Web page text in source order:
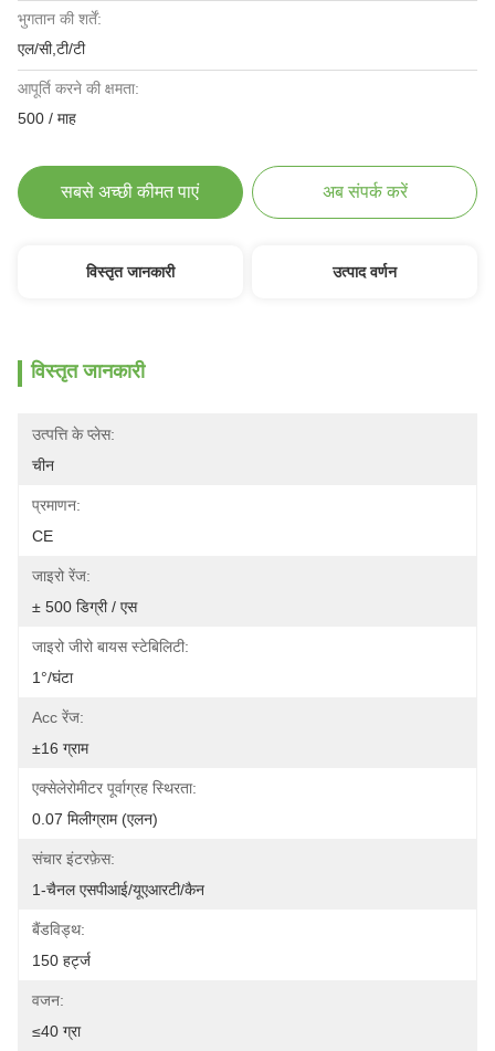
भुगतान की शर्तें:
एल/सी,टी/टी
आपूर्ति करने की क्षमता:
500 / माह
सबसे अच्छी कीमत पाएं अब संपर्क करें
विस्तृत जानकारी उत्पाद वर्णन
विस्तृत जानकारी
उत्पत्ति के प्लेस:
चीन
प्रमाणन:
CE
जाइरो रेंज:
± 500 डिग्री / एस
जाइरो जीरो बायस स्टेबिलिटी:
1°/घंटा
Acc रेंज:
±16 ग्राम
एक्सेलेरोमीटर पूर्वाग्रह स्थिरता:
0.07 मिलीग्राम (एलन)
संचार इंटरफ़ेस:
1-चैनल एसपीआई/यूएआरटी/कैन
बैंडविड्थ:
150 हर्ट्ज
वजन:
≤40 ग्रा